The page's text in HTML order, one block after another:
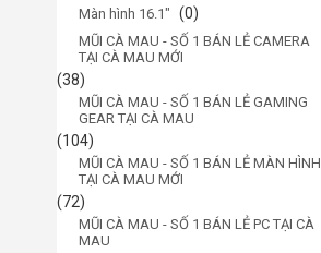
Màn hình 16.1" (0)
MŨI CÀ MAU - SỐ 1 BÁN LẺ CAMERA
TẠI CÀ MAU MỚI
(38)
MŨI CÀ MAU - SỐ 1 BÁN LẺ GAMING
GEAR TẠI CÀ MAU
(104)
MŨI CÀ MAU - SỐ 1 BÁN LẺ MÀN HÌNH
TẠI CÀ MAU MỚI
(72)
MŨI CÀ MAU - SỐ 1 BÁN LẺ PC TẠI CÀ
MAU